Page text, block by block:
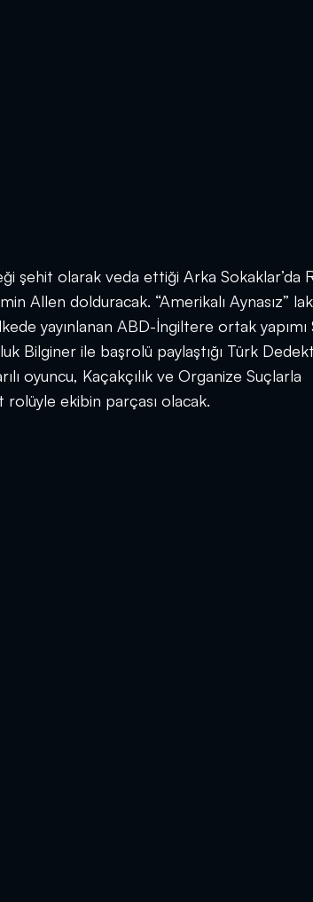
şehit olarak veda ettiği Arka Sokaklar’da
Allen dolduracak. “Amerikalı Aynasız”
yayınlanan ABD-İngiltere ortak yapımı
Bilginer ile başrolü paylaştığı Türk
oyuncu, Kaçakçılık ve Organize Suçlarla
ekibin parçası olacak.